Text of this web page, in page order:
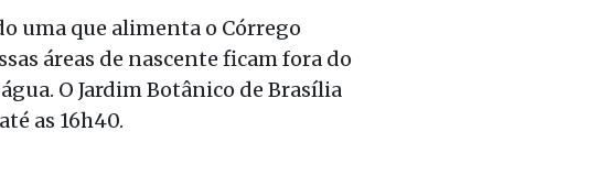
uma que alimenta o Córrego
áreas de nascente ficam fora do
O Jardim Botânico de Brasília
as 16h40.